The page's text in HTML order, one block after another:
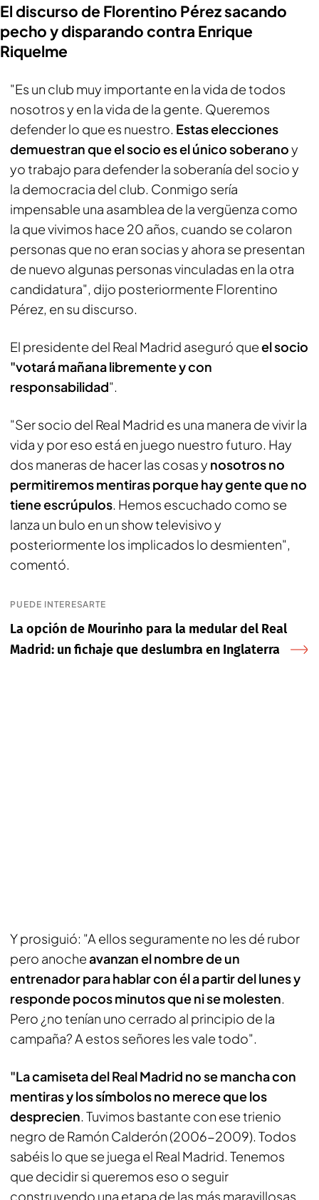
El discurso de Florentino Pérez sacando
pecho y disparando contra Enrique
Riquelme
"Es un club muy importante en la vida de todos
nosotros y en la vida de la gente. Queremos
defender lo que es nuestro. Estas elecciones
demuestran que el socio es el único soberanoy
yo trabajo para defender la soberanía del socio y
la democracia del club. Conmigo sería
impensable una asamblea de la vergüenza como
la que vivimos hace 20 años, cuando se colaron
personas que no eran socias y ahora se presentan
de nuevo algunas personas vinculadas en la otra
candidatura", dijo posteriormente Florentino
Pérez, en su discurso.
El presidente del Real Madrid aseguró queel socio
"votará mañana libremente y con
responsabilidad".
"Ser socio del Real Madrid es una manera de vivir la
vida y por eso está en juego nuestro futuro. Hay
dos maneras de hacer las cosas y nosotros no
permitiremos mentiras porque hay gente que no
tiene escrúpulos. Hemos escuchado como se
lanza un bulo en un show televisivo y
posteriormente los implicados lo desmienten",
comentó.
PUEDE INTERESARTE
La opción de Mourinho para la medular del Real
Madrid: un fichaje que deslumbra en Inglaterra
Y prosiguió: "A ellos seguramente no les dé rubor
pero anocheavanzan el nombre de un
entrenador para hablar con él a partir del lunes y
responde pocos minutos que ni se molesten
Pero ¿no tenían uno cerrado al principio de la
campaña? A estos señores les vale todo".
"La camiseta del Real Madrid no se mancha con
mentiras y los símbolos no merece que los
desprecien . Tuvimos bastante con ese trienio
negro de Ramón Calderón (2006-2009). Todos
sabéis lo que se juega el Real Madrid. Tenemos
que decidir si queremos eso o seguir
construyendo una etapa de las más maravillosas